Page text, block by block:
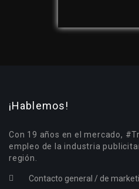
¡Hablemos!
Con 19 años en el mercado,
empleo de la industria
región.
Contacto general / de